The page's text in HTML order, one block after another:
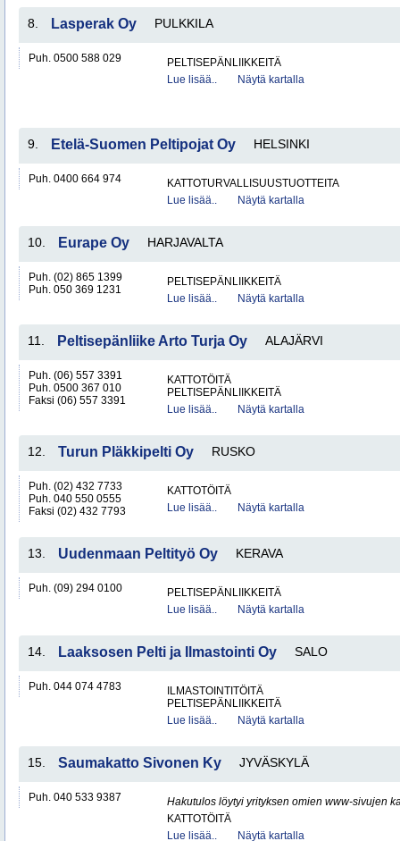
8. Lasperak Oy PULKKILA
Puh. 0500 588 029
PELTISEPÄNLIIKKEITÄ
Lue lisää..
Näytä kartalla
9. Etelä-Suomen Peltipojat Oy HELSINKI
Puh. 0400 664 974
KATTOTURVALLISUUSTUOTTEITA
Lue lisää..
Näytä kartalla
10. Eurape Oy HARJAVALTA
Puh. (02) 865 1399
Puh. 050 369 1231
PELTISEPÄNLIIKKEITÄ
Lue lisää..
Näytä kartalla
11. Peltisepänliike Arto Turja Oy ALAJÄRVI
Puh. (06) 557 3391
Puh. 0500 367 010
Faksi (06) 557 3391
KATTOTÖITÄ
PELTISEPÄNLIIKKEITÄ
Lue lisää..
Näytä kartalla
12. Turun Pläkkipelti Oy RUSKO
Puh. (02) 432 7733
Puh. 040 550 0555
Faksi (02) 432 7793
KATTOTÖITÄ
Lue lisää..
Näytä kartalla
13. Uudenmaan Peltityö Oy KERAVA
Puh. (09) 294 0100
PELTISEPÄNLIIKKEITÄ
Lue lisää..
Näytä kartalla
14. Laaksosen Pelti ja Ilmastointi Oy SALO
Puh. 044 074 4783
ILMASTOINTITÖITÄ
PELTISEPÄNLIIKKEITÄ
Lue lisää..
Näytä kartalla
15. Saumakatto Sivonen Ky JYVÄSKYLÄ
Puh. 040 533 9387
Hakutulos löytyi yrityksen omien www-sivujen
KATTOTÖITÄ
Lue lisää..
Näytä kartalla